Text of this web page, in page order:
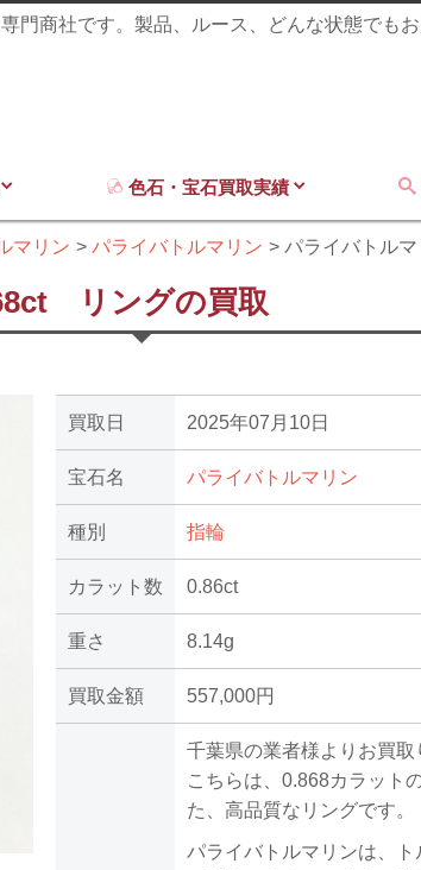
門商社です。製品、ルース、どんな状態でもお
色石・宝石買取実績
マリン パライバトルマリン パライバトル
リングの買取
買取日 2025年07月10日
宝石名 パライバトルマリン
種別 指輪
カラット数 0.86ct
重さ 8.14g
買取金額 557,000円
千葉県の業者様よりお買取
こちらは、0.868カラット
た、高品質なリングです。
パライバトルマリンは、